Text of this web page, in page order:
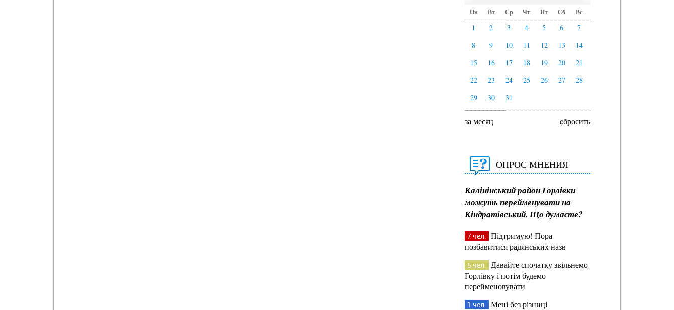
Пн Вт Ср Чт Пт Сб Вс
1 2 3 4 5 6
7
8
9 10 11 12 13
14
15
16 17 18 19 20
21
22
23 24 25 26 27
28
29
30 31
за месяц cбросить
ОПРОС МНЕНИЯ
Калінінський район Горлівки
можуть перейменувати на
Кіндратівський. Що думаєте?
7 чел. Підтримую! Пора
позбавитися радянських назв
5 чел. Давайте спочатку звільнемо
Горлівку і потім будемо
перейменовувати
1 чел. Мені без різниці